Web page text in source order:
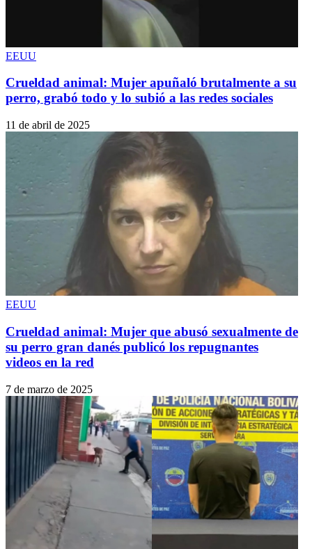
EEUU
Crueldad animal: Mujer apuñaló brutalmente a su
perro, grabó todo y lo subió a las redes sociales
11 de abril de 2025
EEUU
Crueldad animal: Mujer que abusó sexualmente de
su perro gran danés publicó los repugnantes
videos en la red
7 de marzo de 2025